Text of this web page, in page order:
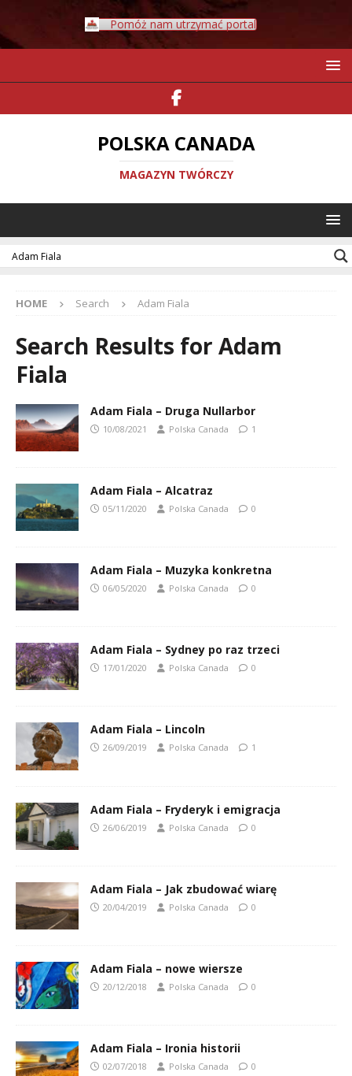
Pomóż nam utrzymać portal
POLSKA CANADA
MAGAZYN TWÓRCZY
HOME Search Adam Fiala
Search Results for Adam
Fiala
Adam Fiala – Druga Nullarbor
10/08/2021 Polska Canada 1
Adam Fiala – Alcatraz
05/11/2020 Polska Canada 0
Adam Fiala – Muzyka konkretna
06/05/2020 Polska Canada 0
Adam Fiala – Sydney po raz trzeci
17/01/2020 Polska Canada 0
Adam Fiala – Lincoln
26/09/2019 Polska Canada 1
Adam Fiala – Fryderyk i emigracja
26/06/2019 Polska Canada 0
Adam Fiala – Jak zbudować wiarę
20/04/2019 Polska Canada 0
Adam Fiala – nowe wiersze
20/12/2018 Polska Canada 0
Adam Fiala – Ironia historii
02/07/2018 Polska Canada 0